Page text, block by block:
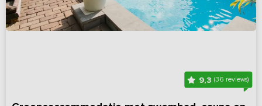
9,3 (36 reviews)